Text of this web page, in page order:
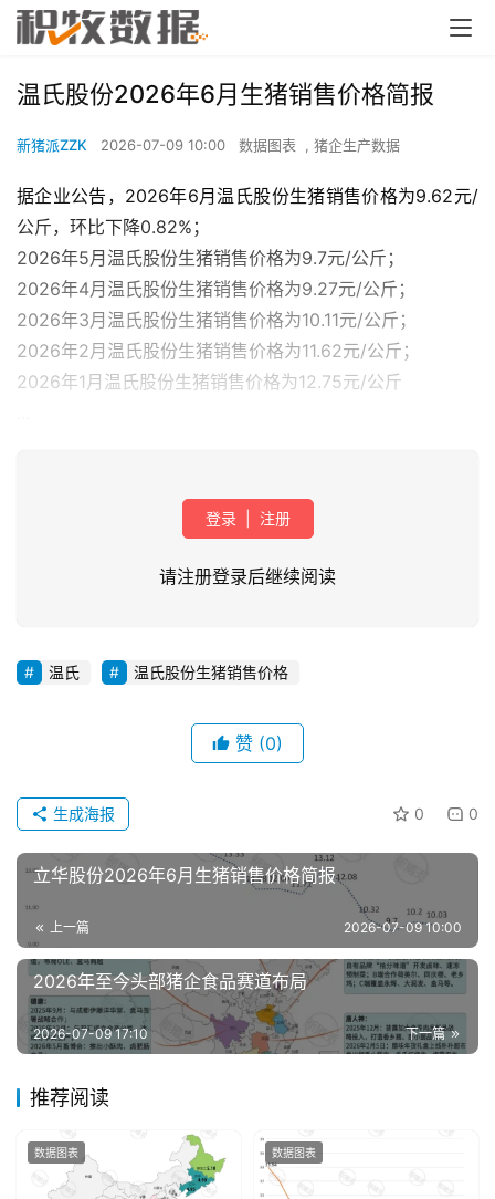
讯
闻
分
析
报
告
据
温氏股份2026年6月生猪销售价格简报
新猪派ZZK 2026-07-09 10:00 数据图表 , 猪企生产数据
据企业公告，2026年6月温氏股份生猪销售价格为9.62元/
公斤，环比下降0.82%；
2026年5月温氏股份生猪销售价格为9.7元/公斤；
2026年4月温氏股份生猪销售价格为9.27元/公斤；
2026年3月温氏股份生猪销售价格为10.11元/公斤；
2026年2月温氏股份生猪销售价格为11.62元/公斤；
2026年1月温氏股份生猪销售价格为12.75元/公斤
登录 注册
请注册登录后继续阅读
温氏 温氏股份生猪销售价格
赞 (0)
0 0
生成海报
立华股份2026年6月生猪销售价格简报
上一篇 2026-07-09 10:00
2026年至今头部猪企食品赛道布局
下一篇
2026-07-09 17:10
推荐阅读
数据图表 数据图表